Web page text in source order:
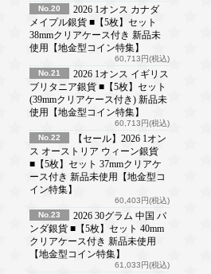
No.20
2026 1オンス カナダ
メイプル銀貨 ■【5枚】セット
38mmクリアケース付き 新品未
使用【地金型コイン特集】
60,713円(税込)
No.21
2026 1オンス イギリス
ブリタニア銀貨 ■【5枚】セット
(39mmクリアケース付き) 新品未
使用【地金型コイン特集】
60,713円(税込)
No.22
【セール】2026 1オン
ス オーストリア ウィーン銀貨
■【5枚】セット 37mmクリアケ
ース付き 新品未使用【地金型コ
イン特集】
60,403円(税込)
No.23
2026 30グラム 中国 パ
ンダ銀貨 ■【5枚】セット 40mm
クリアケース付き 新品未使用
【地金型コイン特集】
61,033円(税込)